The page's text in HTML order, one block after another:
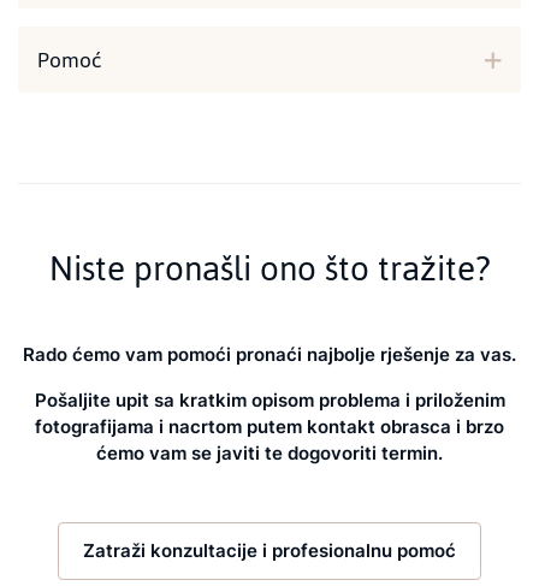
Pomoć
Niste pronašli ono što tražite?
Rado ćemo vam pomoći pronaći najbolje rješenje za vas.
Pošaljite upit sa kratkim opisom problema i priloženim
fotografijama i nacrtom putem kontakt obrasca i brzo
ćemo vam se javiti te dogovoriti termin.
Zatraži konzultacije i profesionalnu pomoć